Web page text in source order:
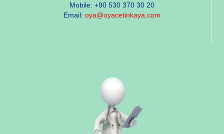
Mobile: +90 530 370 30 20
Email: oya@oyacetinkaya.com